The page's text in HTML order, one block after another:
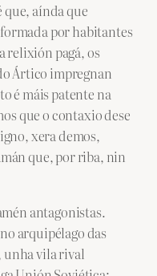
que, aínda que
por habitantes
relixión pagá, os
Ártico impregnan
é máis patente na
que o contaxio dese
xera demos,
que, por riba, nin
antagonistas.
arquipélago das
unha vila rival